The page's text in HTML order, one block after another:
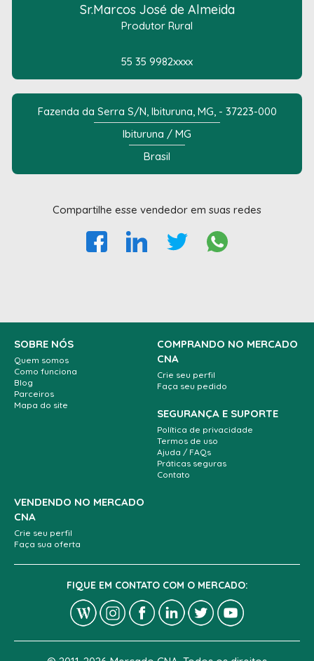
Sr.Marcos José de Almeida
Produtor Rural
55 35 9982xxxx
Fazenda da Serra S/N, Ibituruna, MG, - 37223-000
Ibituruna / MG
Brasil
Compartilhe esse vendedor em suas redes
SOBRE NÓS
Quem somos
Como funciona
Blog
Parceiros
Mapa do site
COMPRANDO NO MERCADO
CNA
Crie seu perfil
Faça seu pedido
SEGURANÇA E SUPORTE
Política de privacidade
Termos de uso
Ajuda / FAQs
Práticas seguras
Contato
VENDENDO NO MERCADO
CNA
Crie seu perfil
Faça sua oferta
FIQUE EM CONTATO COM O MERCADO: